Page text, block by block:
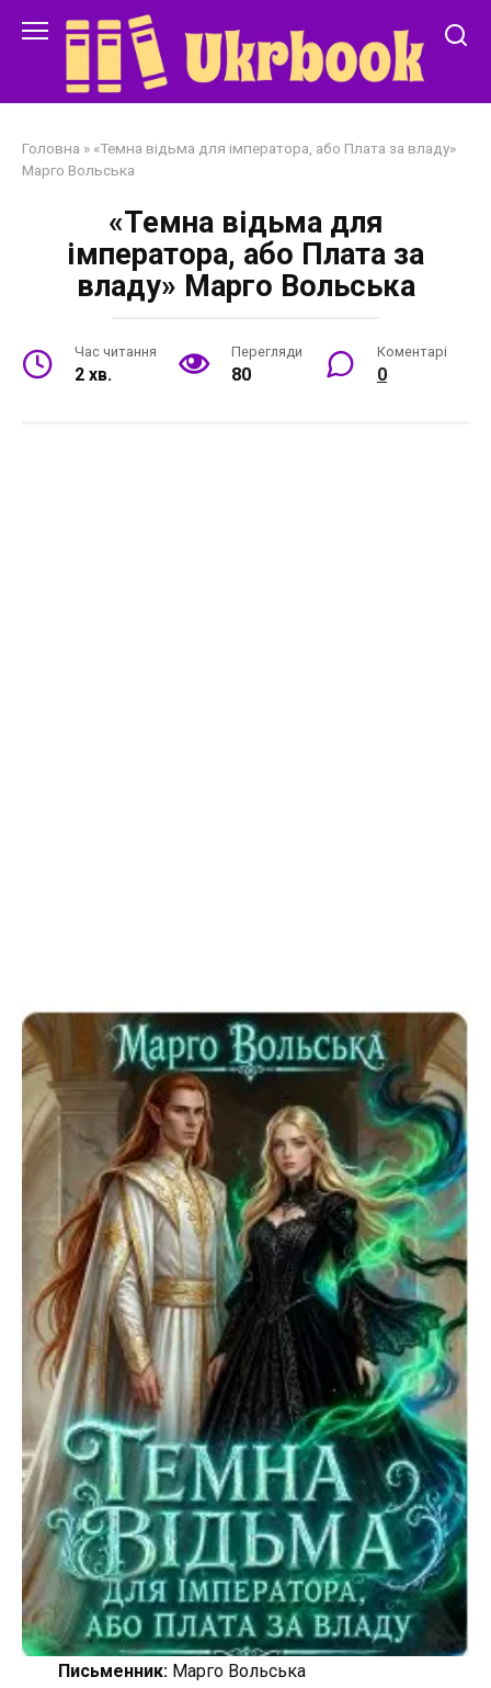
Головна » «Темна відьма для імператора, або Плата за владу»
Марго Вольська
«Темна відьма для
імператора, або Плата за
владу» Марго Вольська
Час читання
2 хв.
Перегляди
80
Коментарі
0
Письменник:Марго Вольська